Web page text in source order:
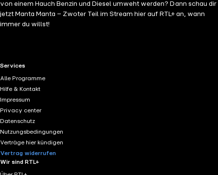
von einem Hauch Benzin und Diesel umweht werden? Dann schau dir
jetzt Manta Manta – Zwoter Teil im Stream hier auf RTL+ an, wann
immer du willst!
RTL+ useful links.
Services
Alle Programme
Hilfe & Kontakt
Impressum
Privacy center
Datenschutz
Nutzungsbedingungen
Verträge hier kündigen
Vertrag widerrufen
Wir sind RTL+